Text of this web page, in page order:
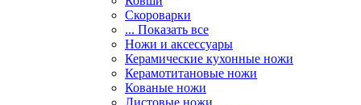
Скороварки
... Показать все
Ножи и аксессуары
Керамические кухонные ножи
Керамотитановые ножи
Кованые ножи
Листовые ножи